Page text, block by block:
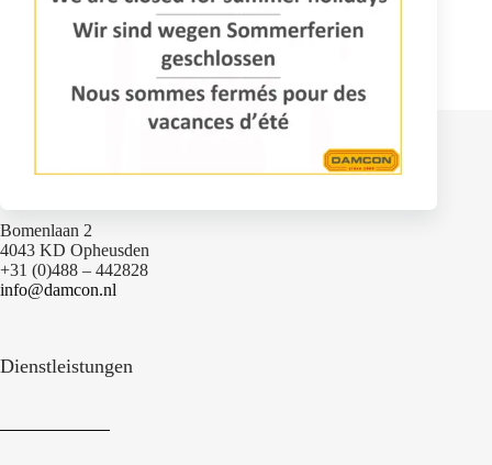
Bomenlaan 2
4043 KD Opheusden
+31 (0)488 – 442828
info@damcon.nl
Dienstleistungen